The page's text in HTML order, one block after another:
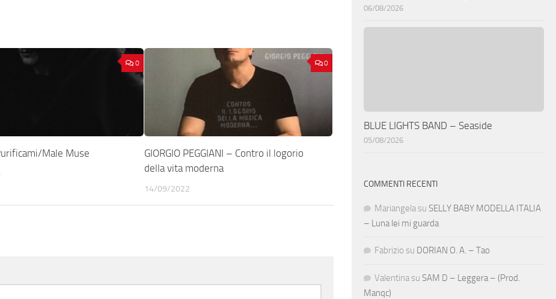
0
Male Muse
0
GIORGIO PEGGIANI – Contro il logorio
della vita moderna
14/09/2022
06/08/2026
BLUE LIGHTS BAND – Seaside
05/08/2026
COMMENTI RECENTI
Mariangela su SELLY BABY MODELLA ITALIA
– Luna lei mi guarda
Fabrizio su DORIAN O. A. – Tao
Valentina su SAM D – Leggera – (Prod.
Manqc)